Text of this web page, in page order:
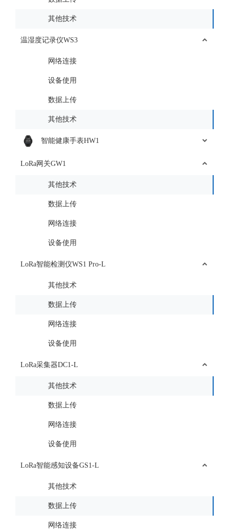
其他技术
温湿度记录仪WS3
网络连接
设备使用
数据上传
其他技术
智能健康手表HW1
LoRa网关GW1
其他技术
数据上传
网络连接
设备使用
LoRa智能检测仪WS1 Pro-L
其他技术
数据上传
网络连接
设备使用
LoRa采集器DC1-L
其他技术
数据上传
网络连接
设备使用
LoRa智能感知设备GS1-L
其他技术
数据上传
网络连接